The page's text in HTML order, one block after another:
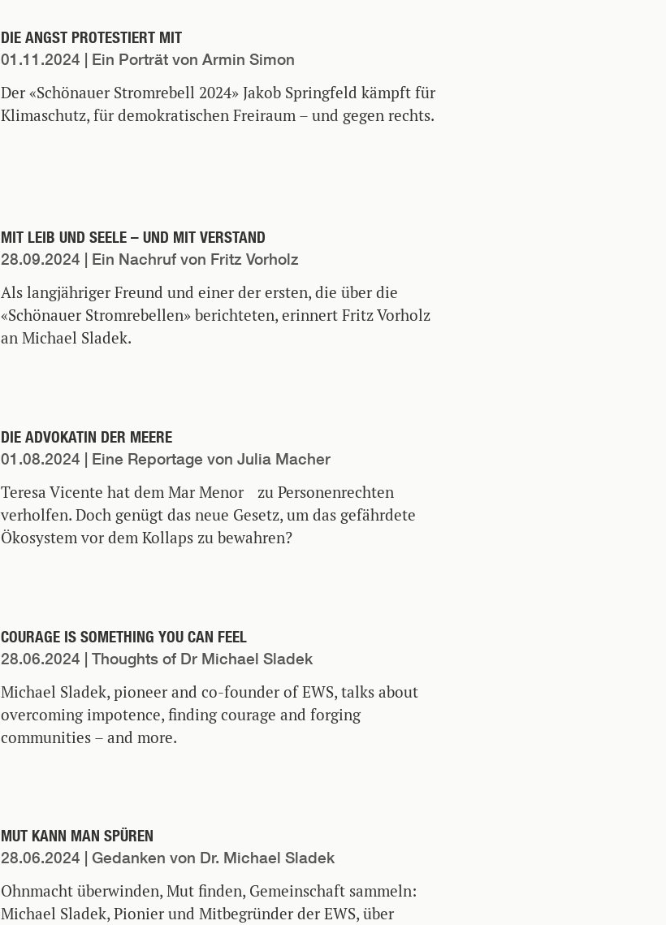
DIE ANGST PROTESTIERT MIT
01.11.2024 | Ein Porträt von Armin Simon
Der «Schönauer Stromrebell 2024» Jakob Springfeld kämpft für
Klimaschutz, für demokratischen Freiraum – und gegen rechts.
MIT LEIB UND SEELE – UND MIT VERSTAND
28.09.2024 | Ein Nachruf von Fritz Vorholz
Als langjähriger Freund und einer der ersten, die über die
«Schönauer Stromrebellen» berichteten, erinnert Fritz Vorholz
an Michael Sladek.
DIE ADVOKATIN DER MEERE
01.08.2024 | Eine Reportage von Julia Macher
Teresa Vicente hat dem Mar Menor zu Personenrechten
verholfen. Doch genügt das neue Gesetz, um das gefährdete
Ökosystem vor dem Kollaps zu bewahren?
COURAGE IS SOMETHING YOU CAN FEEL
28.06.2024 | Thoughts of Dr Michael Sladek
Michael Sladek, pioneer and co-founder of EWS, talks about
overcoming impotence, finding courage and forging
communities – and more.
MUT KANN MAN SPÜREN
28.06.2024 | Gedanken von Dr. Michael Sladek
Ohnmacht überwinden, Mut finden, Gemeinschaft sammeln:
Michael Sladek, Pionier und Mitbegründer der EWS, über